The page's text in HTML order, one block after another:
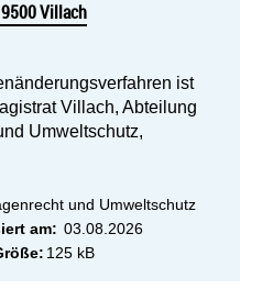
Villach
ist
Villach, Abteilung
Umweltschutz,
und Umweltschutz
am: 03.08.2026
125 kB